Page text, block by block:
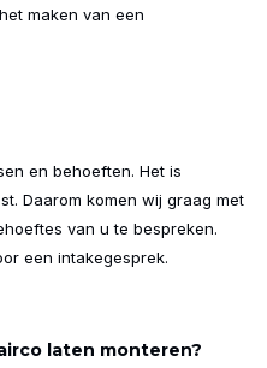
maken van een
en behoeften. Het is
Daarom komen wij graag met
van u te bespreken.
een intakegesprek.
laten monteren?